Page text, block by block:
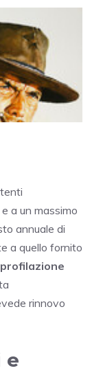
e a un massimo
annuale di
a quello fornito
profilazione
rinnovo
e